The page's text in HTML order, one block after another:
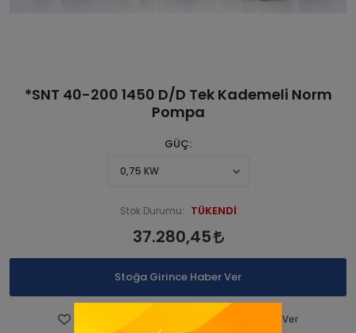
*SNT 40-200 1450 D/D Tek Kademeli Norm
Pompa
GÜÇ
Stok Durumu: TÜKENDİ
37.280,45
Stoğa Girince Haber Ver
Fiyatı Düşünce Haber Ver